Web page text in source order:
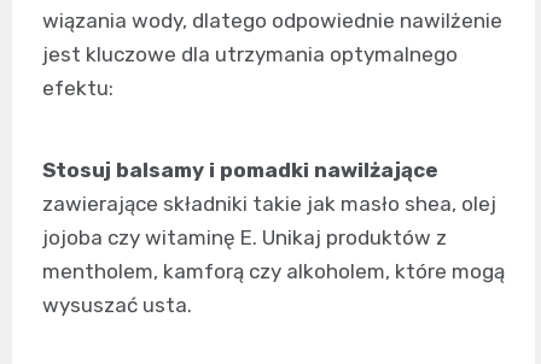
wiązania wody, dlatego odpowiednie nawilżenie
jest kluczowe dla utrzymania optymalnego
efektu:
Stosuj balsamy i pomadki nawilżające
zawierające składniki takie jak masło shea, olej
jojoba czy witaminę E. Unikaj produktów z
mentholem, kamforą czy alkoholem, które mogą
wysuszać usta.